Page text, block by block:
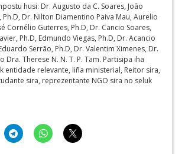
husi: Dr. Augusto da C. Soares, João
Ph.D, Dr. Nilton Diamentino Paiva Mau, Aurelio
Cornélio Guterres, Ph.D, Dr. Cancio Soares,
Ph.D, Edmundo Viegas, Ph.D, Dr. Acancio
Serrão, Ph.D, Dr. Valentim Ximenes, Dr.
Dra. Therese N. N. T. P. Tam. Partisipa iha
entidade relevante, liña ministerial, Reitor sira,
sira, reprezentante NGO sira no seluk